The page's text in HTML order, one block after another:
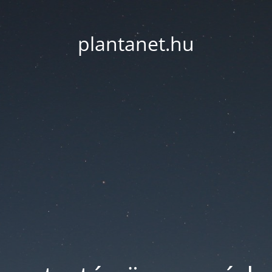
plantanet.hu